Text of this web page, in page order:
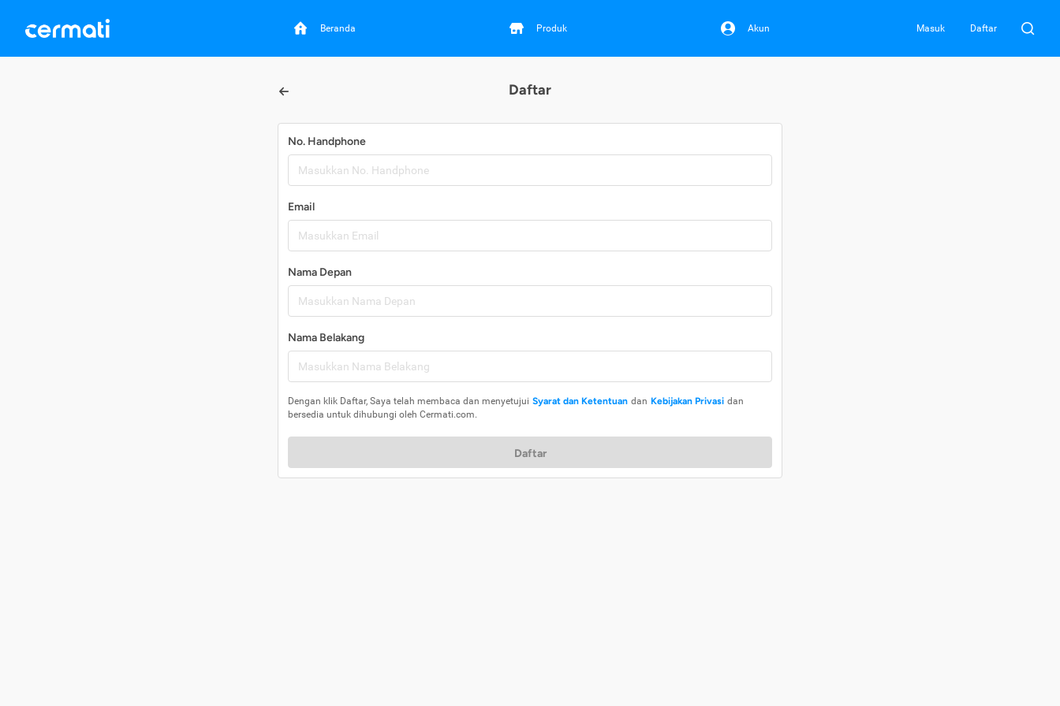
Beranda Produk Akun Masuk Daftar
Daftar
No. Handphone
Email
Nama Depan
Nama Belakang
Dengan klik Daftar, Saya telah membaca dan menyetujui Syarat dan Ketentuan dan Kebijakan Privasi dan
bersedia untuk dihubungi oleh Cermati.com.
Daftar